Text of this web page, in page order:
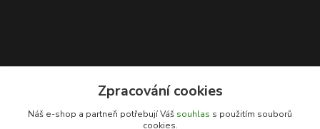
Kontakty
Zpracování cookies
Náš e-shop a partneři potřebují Váš souhlas s použitím souborů
cookies.